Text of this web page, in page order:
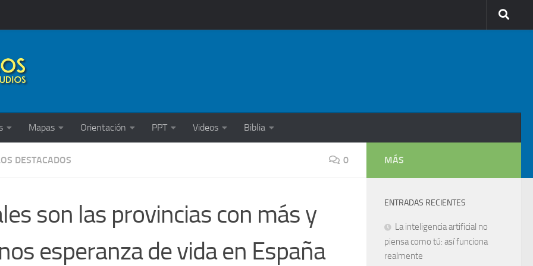
Mapas Orientación PPT Videos Biblia
DESTACADOS 0
son las provincias con más y
esperanza de vida en España
MÁS
ENTRADAS RECIENTES
La inteligencia artificial no
piensa como tú: así funciona
realmente